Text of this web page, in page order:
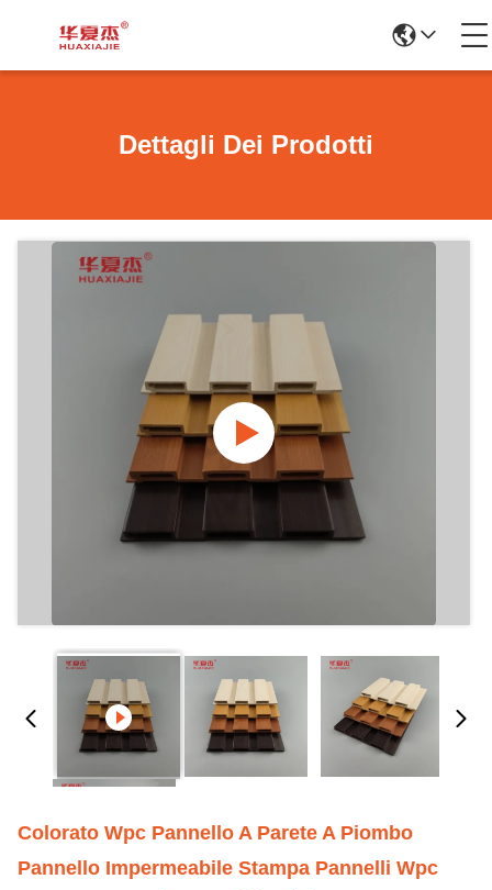
Dettagli Dei Prodotti
Colorato Wpc Pannello A Parete A Piombo
Pannello Impermeabile Stampa Pannelli Wpc